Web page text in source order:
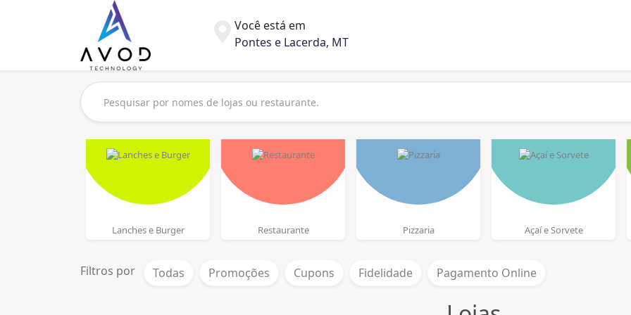
Você está em
Pontes e Lacerda, MT
Lanches e Burger Restaurante Pizzaria Açaí e Sorvete
Filtros por Todas Promoções Cupons Fidelidade Pagamento Online